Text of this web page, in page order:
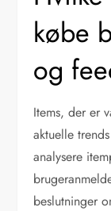
købe
og
Items, der er
aktuelle
analysere
beslutninger